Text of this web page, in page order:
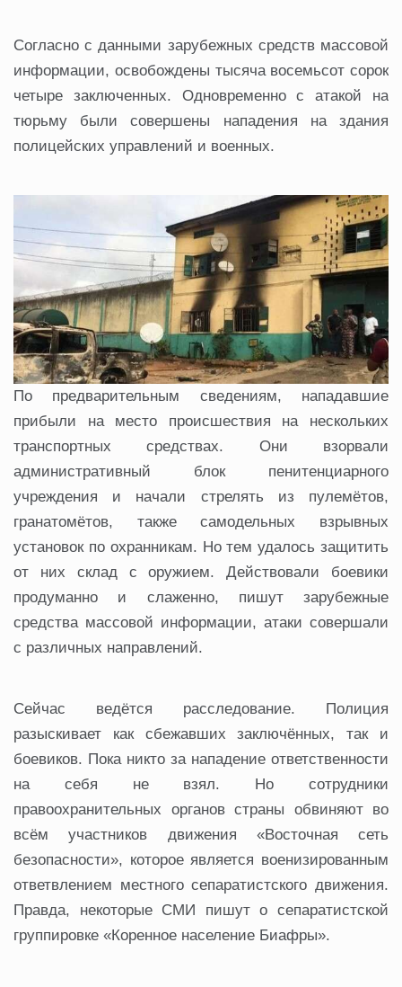
Согласно с данными зарубежных средств массовой
информации, освобождены тысяча восемьсот сорок
четыре заключенных. Одновременно с атакой на
тюрьму были совершены нападения на здания
полицейских управлений и военных.
По предварительным сведениям, нападавшие
прибыли на место происшествия на нескольких
транспортных средствах. Они взорвали
административный блок пенитенциарного
учреждения и начали стрелять из пулемётов,
гранатомётов, также самодельных взрывных
установок по охранникам. Но тем удалось защитить
от них склад с оружием. Действовали боевики
продуманно и слаженно, пишут зарубежные
средства массовой информации, атаки совершали
с различных направлений.
Сейчас ведётся расследование. Полиция
разыскивает как сбежавших заключённых, так и
боевиков. Пока никто за нападение ответственности
на себя не взял. Но сотрудники
правоохранительных органов страны обвиняют во
всём участников движения «Восточная сеть
безопасности», которое является военизированным
ответвлением местного сепаратистского движения.
Правда, некоторые СМИ пишут о сепаратистской
группировке «Коренное население Биафры».